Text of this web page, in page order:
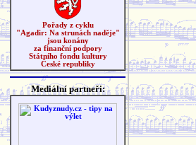
Pořady z cyklu
"Agadir: Na strunách naděje"
jsou konány
za finanční podpory
Státního fondu kultury
České republiky
Mediální partneři: